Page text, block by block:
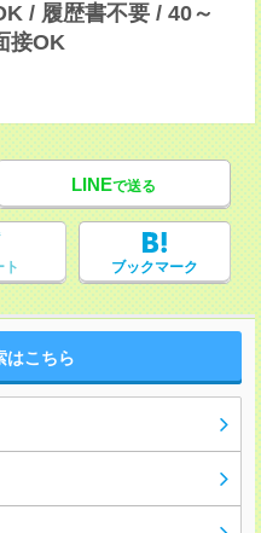
/ 履歴書不要 / 40～
接OK
LINEで送る
ト ブックマーク
はこちら